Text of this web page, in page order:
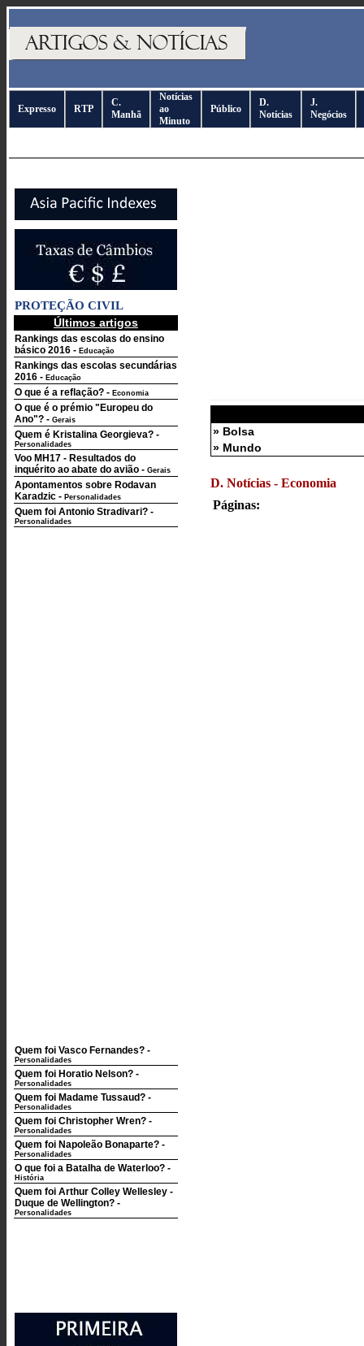
Expresso RTP
C.
Manhã
Notícias
ao
Minuto
Público
D.
Notícias
J.
Negócios
PROTEÇÃO CIVIL
Últimos artigos
Rankings das escolas do ensino
básico 2016 - Educação
Rankings das escolas secundárias
2016 - Educação
O que é a reflação? - Economia
O que é o prémio "Europeu do
Ano"? - Gerais
Quem é Kristalina Georgieva? -
Personalidades
Voo MH17 - Resultados do
inquérito ao abate do avião - Gerais
Apontamentos sobre Rodavan
Karadzic - Personalidades
Quem foi Antonio Stradivari? -
Personalidades
Quem foi Vasco Fernandes? -
Personalidades
Quem foi Horatio Nelson? -
Personalidades
Quem foi Madame Tussaud? -
Personalidades
Quem foi Christopher Wren? -
Personalidades
Quem foi Napoleão Bonaparte? -
Personalidades
O que foi a Batalha de Waterloo? -
História
Quem foi Arthur Colley Wellesley -
Duque de Wellington? -
Personalidades
» Bolsa
» Mundo
D. Notícias - Economia
Páginas: